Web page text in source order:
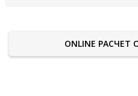
ONLINE